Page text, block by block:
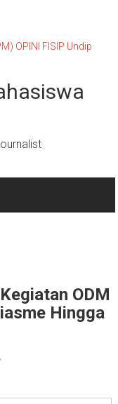
ODM
Hingga